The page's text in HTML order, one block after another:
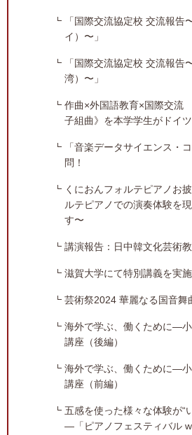
「国際交流協定校 交流報告
イ）〜」
「国際交流協定校 交流報告
湾）〜」
作曲×外国語教育×国際交流
子組曲》を本学学生がドイ
「音楽データサイエンス・
問！
くにおんフォルテピアノお
ルテピアノでの演奏体験を
す〜
講演報告：日中韓文化芸術
滋賀大学にて特別講義を実
芸術祭2024 華麗なる国音舞
海外で学ぶ、働くために―
講座（後編）
海外で学ぶ、働くために―
講座（前編）
五感を使った様々な体験が“
―「ピアノフェスティバル